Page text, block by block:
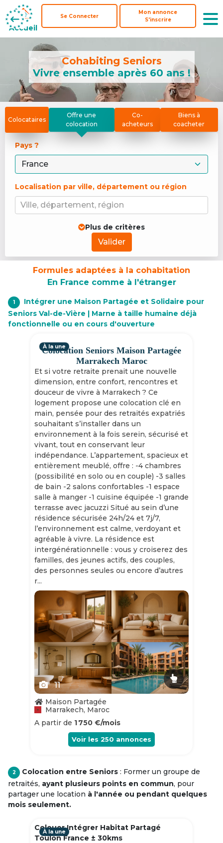
Accueil
Se Connecter
Mon annonce
S'inscrire
Accueil
Se Connecter
Mon annonce
S'inscrire
Cohabiting Seniors
Vivre ensemble après 60 ans !
Colocataires
Offre une
colocation
Co-
acheteurs
Biens à
coacheter
Pays ?
Localisation par ville, département ou région
Ville, département, région
Plus de critères
Valider
Formules adaptées à la cohabitation
En France comme à l'étranger
1
Intégrer une Maison Partagée et Solidaire pour
Seniors Val-de-Vière | Marne à taille humaine déjà
fonctionnelle ou en cours d'ouverture
Colocation Seniors Maison Partagée
Marrakech Maroc
Et si votre retraite prenait une nouvelle
dimension, entre confort, rencontres et
douceur de vivre à Marrakech ? Ce
logement propose une colocation clé en
main, pensée pour des retraités expatriés
souhaitant s’installer dans un
environnement à la fois serein, sécurisé et
vivant, tout en conservant leur
indépendance. L’appartement, spacieux et
entièrement meublé, offre : -4 chambres
(possibilité en solo ou en couple) -3 salles
de bain -2 salons confortables -1 espace
salle à manger -1 cuisine équipée -1 grande
terrasse avec jacuzzi Situé au sein d’une
résidence sécurisée 24h/24 et 7j/7,
l’environnement est calme, verdoyant et
agréable à vivre. La résidence est
intergénérationnelle : vous y croiserez des
familles, des jeunes actifs, des couples,
des personnes seules ou encore d’autres
r...
À la une
Slide 1 of 11
11
Maison Partagée
Marrakech, Maroc
A partir de 1 750 €/mois
Voir les 250 annonces
2 Colocation entre Seniors : Former un groupe de
retraités, ayant plusieurs points en commun, pour
partager une location à l'année ou pendant quelques
mois seulement.
Colouer Intégrer Habitat Partagé
Toulon France ± 30kms
À la une